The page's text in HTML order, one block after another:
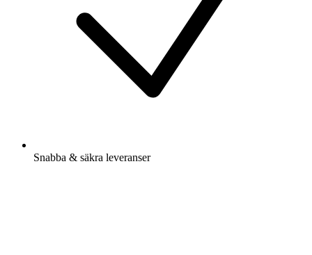
Snabba & säkra leveranser